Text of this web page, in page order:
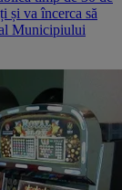
și va încerca să
Municipiului